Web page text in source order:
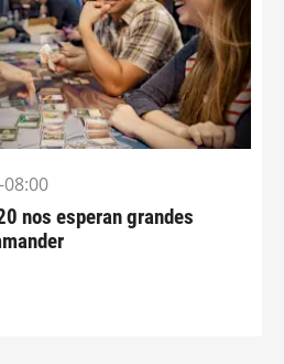
nos esperan grandes